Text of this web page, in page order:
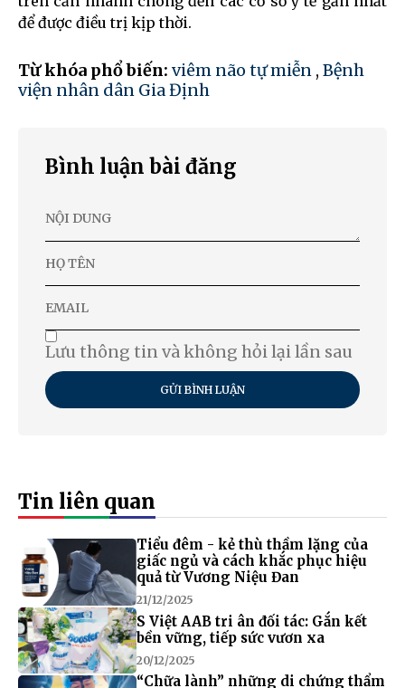
để được điều trị kịp thời.
Từ khóa phổ biến: viêm não tự miễn , Bệnh
viện nhân dân Gia Định
Bình luận bài đăng
Lưu thông tin và không hỏi lại lần sau
GỬI BÌNH LUẬN
Tin liên quan
Tiểu đêm - kẻ thù thầm lặng của
giấc ngủ và cách khắc phục hiệu
quả từ Vương Niệu Đan
21/12/2025
S Việt AAB tri ân đối tác: Gắn kết
bền vững, tiếp sức vươn xa
20/12/2025
“Chữa lành” những di chứng thẩm